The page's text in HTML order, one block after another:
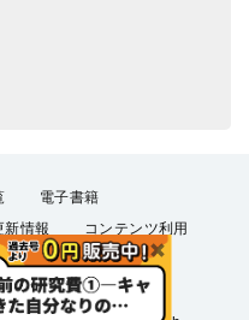
電子書籍
新情報
コンテンツ利用
羊土社会員規約
メールマガジン